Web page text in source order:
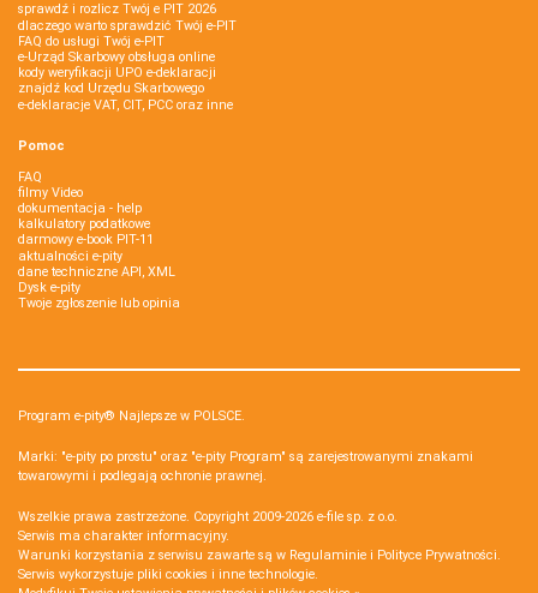
sprawdź i rozlicz Twój e PIT 2026
dlaczego warto sprawdzić Twój e-PIT
FAQ do usługi Twój e-PIT
e-Urząd Skarbowy obsługa online
kody weryfikacji UPO e-deklaracji
znajdź kod Urzędu Skarbowego
e-deklaracje VAT, CIT, PCC oraz inne
Pomoc
FAQ
filmy Video
dokumentacja - help
kalkulatory podatkowe
darmowy e-book PIT-11
aktualności e-pity
dane techniczne API, XML
Dysk e-pity
Twoje zgłoszenie lub opinia
Program e-pity® Najlepsze w POLSCE.
Marki: "e-pity po prostu" oraz "e-pity Program" są zarejestrowanymi znakami
towarowymi i podlegają ochronie prawnej.
Wszelkie prawa zastrzeżone. Copyright 2009-2026 e-file sp. z o.o.
Serwis ma charakter informacyjny.
Warunki korzystania z serwisu zawarte są w Regulaminie i Polityce Prywatności.
Serwis wykorzystuje pliki cookies i inne technologie.